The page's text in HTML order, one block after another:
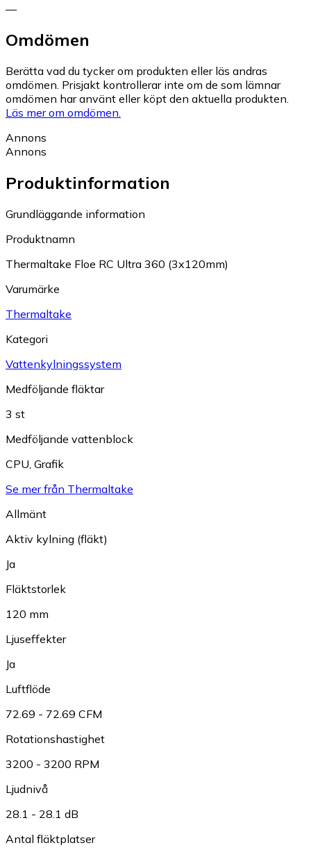
—
Omdömen
Berätta vad du tycker om produkten eller läs andras
omdömen. Prisjakt kontrollerar inte om de som lämnar
omdömen har använt eller köpt den aktuella produkten.
Läs mer om omdömen.
Annons
Annons
Produktinformation
Grundläggande information
Produktnamn
Thermaltake Floe RC Ultra 360 (3x120mm)
Varumärke
Thermaltake
Kategori
Vattenkylningssystem
Medföljande fläktar
3 st
Medföljande vattenblock
CPU, Grafik
Se mer från Thermaltake
Allmänt
Aktiv kylning (fläkt)
Ja
Fläktstorlek
120 mm
Ljuseffekter
Ja
Luftflöde
72.69 - 72.69 CFM
Rotationshastighet
3200 - 3200 RPM
Ljudnivå
28.1 - 28.1 dB
Antal fläktplatser